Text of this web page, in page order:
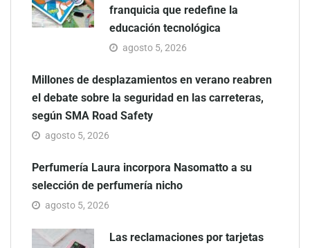
franquicia que redefine la
educación tecnológica
agosto 5, 2026
Millones de desplazamientos en verano reabren
el debate sobre la seguridad en las carreteras,
según SMA Road Safety
agosto 5, 2026
Perfumería Laura incorpora Nasomatto a su
selección de perfumería nicho
agosto 5, 2026
Las reclamaciones por tarjetas